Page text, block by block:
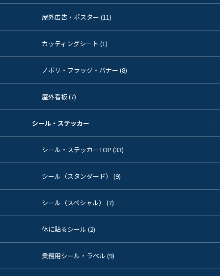
屋外広告・ポスター (11)
カッティングシート (1)
ノボリ・フラッグ・バナー (8)
屋外看板 (7)
シール・ステッカー
シール・ステッカーTOP (33)
シール（スタンダード） (9)
シール（スペシャル） (7)
体に貼るシール (2)
業務用シール・ラベル (9)